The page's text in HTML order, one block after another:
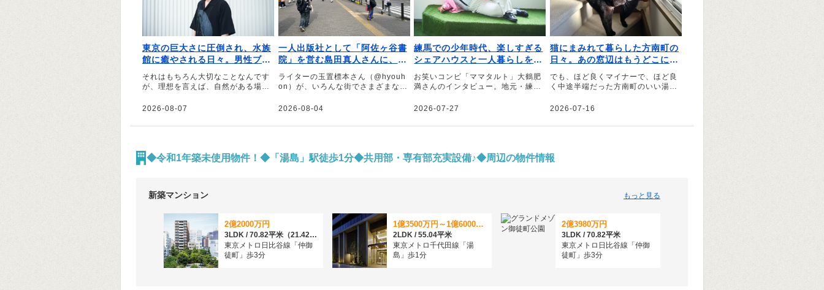
東京の巨大さに圧倒され、水族
館に癒やされる日々。男性ブラ
ンコ・平井まさあきが自然の
「静けさ」に惹かれる理由
それはもちろん大切なことなんです
が、理想を言えば、自然がある場所
ことを純粋に広げるようなものづく
ます――。そう話すのはお笑いコン
彦根市、大阪の西成、代々木とさま
ざまな街を住み歩いてきた平井さん
2026-08-07
一人出版社として「阿佐ヶ谷書
院」を営む島田真人さんに、阿
佐ヶ谷（阿佐ケ谷駅周辺）の魅
力を教えてもらった
ライターの玉置標本さん（@hyouh
on）が、いろんな街でさまざまな暮
連載企画。今回は一人出版社として
んに、阿佐ヶ谷（阿佐ケ谷駅周辺）
2026-08-04
練馬での少年時代、楽しすぎる
シェアハウスと一人暮らしを経
て、大鶴肥満が理想の街・初台
へ辿り着くまで
お笑いコンビ「ママタルト」大鶴肥
満さんのインタビュー。地元・練馬
少年時代から、オズワルド伊藤さん
や毒グモに悩んだ中野坂上の一人暮
た。
2026-07-27
猫にまみれて暮らした方南町の
日々。あの窓辺はもうどこにも
ないけれど ｜文・坂本千明（イ
ラストレーター）
でも、ほど良くマイナーで、ほど良
く中途半端だった方南町のいい湯加
そう語るのは、イラストレーターの
から始まった方南町での生活につい
2026-07-16
◆令和1年築未使用物件！◆「湯島」駅徒歩1分◆共用部・専有部充実設備♪◆周辺の物件情報
新築マンション もっと見る
2億2000万円
3LDK / 70.82平米（21.42坪）（登記）
東京メトロ日比谷線「仲御
徒町」歩3分
1億3500万円～1億6000万円
2LDK / 55.04平米
東京メトロ千代田線「湯
島」歩1分
2億3980万円
3LDK / 70.82平米
東京メトロ日比谷線「仲御
徒町」歩3分